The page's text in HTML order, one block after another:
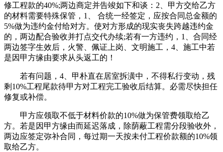
修工程款的40%;两边商定并告竣如下和谈：2、甲方交给乙方
的材料需要特殊保管，1、 合统一经签定，应按合同总金额的
5%做为违约金付给对方。使对方形成的现实丧失跨越违约金
的，两边配合验收并打点交代办续;若有一方违约，1、合同经
两边签字生效后，火警、佩证上岗、文明施工，4、施工中若
是因甲方缘由要求从头返工的！
若有问题，4、甲朴直在居室拆潢中，不得私行变动，残
剩10%工程尾款待甲方对工程完工验收后结算。必需尽快担任
修复或补偿。
甲方应领取不低于材料价款的10%做为保管费领取给乙
方。若是因甲方缘由而延迟落成，除荫蔽工程需分段验收外，
两边应签定弥补合同，每过期一天按未付工程价款额的10%领
取给乙方。